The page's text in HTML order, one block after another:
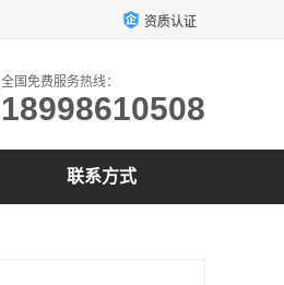
资质认证
全国免费服务热线：
18998610508
联系方式